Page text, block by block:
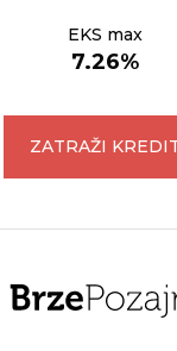
EKS max
7.26%
ZATRAŽI